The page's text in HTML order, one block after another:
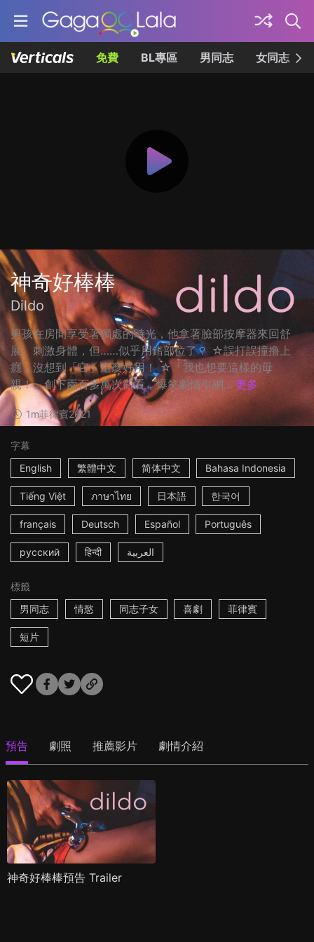
免費 BL專區 男同志 女同志
神奇好棒棒
Dildo
男孩在房間享受著獨處的時光，他拿著臉部按摩器來回舒
展、刺激身體，但……似乎用錯部位了？ ☆誤打誤撞撸上
癮，沒想到「它」這麼好用！ ☆「我也想要這樣的母
親！」創下兩百多萬次觀看，爆笑劇情引網... 更多
1m菲律賓2021
字幕
English
繁體中文 简体中文 Bahasa Indonesia
Tiếng Việt ภาษาไทย 日本語 한국어
français Deutsch Español Português
русский हिन्दी العربية
標籤
男同志
情慾 同志子女 喜劇 菲律賓
短片
預告 劇照 推薦影片 劇情介紹
神奇好棒棒預告 Trailer